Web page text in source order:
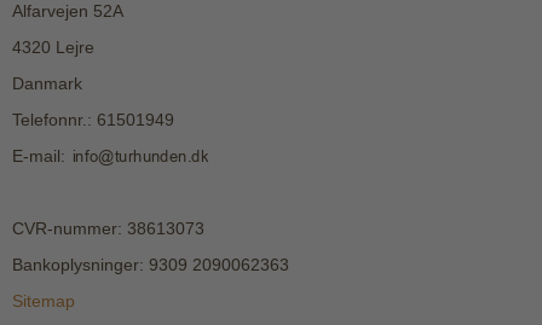
Alfarvejen 52A
4320 Lejre
Danmark
Telefonnr.: 61501949
E-mail:
CVR-nummer: 38613073
Bankoplysninger: 9309 2090062363
Sitemap